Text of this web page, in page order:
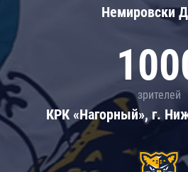
Немировски
зрителей
КРК «Нагорный», г.